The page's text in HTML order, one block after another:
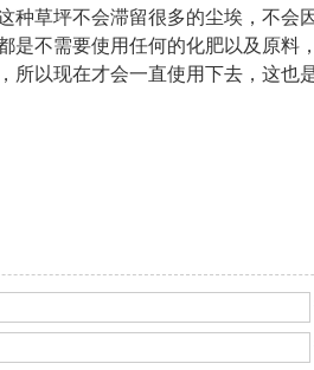
种草坪不会滞留很多的尘埃，不会
是不需要使用任何的化肥以及原料
所以现在才会一直使用下去，这也